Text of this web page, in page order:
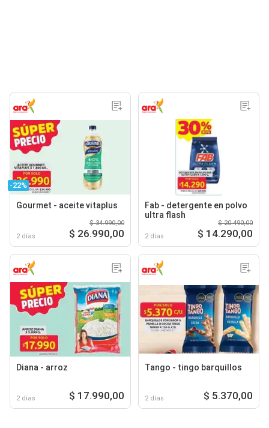
-22%
Gourmet - aceite vitaplus
2 días
$ 34.990,00
$ 26.990,00
Fab - detergente en polvo
ultra flash
2 días
$ 20.490,00
$ 14.290,00
Diana - arroz
2 días $ 17.990,00
Tango - tingo barquillos
2 días $ 5.370,00